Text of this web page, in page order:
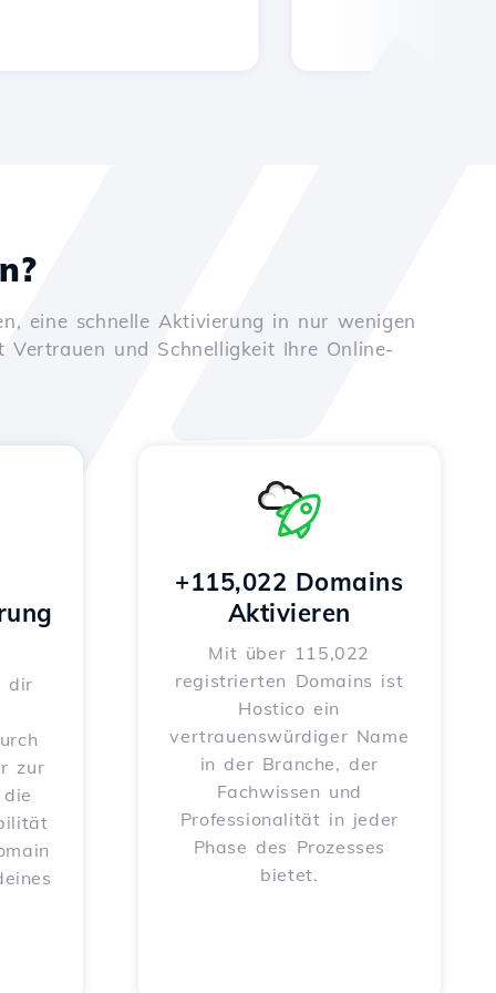
eine schnelle Aktivierung in nur wenigen
und Schnelligkeit Ihre Online-
dir
zur
+115,022 Domains
Aktivieren
Mit über 115,022
registrierten Domains ist
Hostico ein
vertrauenswürdiger Name
in der Branche, der
Fachwissen und
Professionalität in jeder
Phase des Prozesses
bietet.